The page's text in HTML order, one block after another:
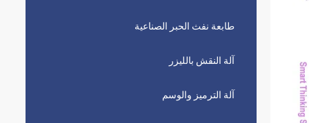
طابعة نفث الحبر الصناعية
آلة النقش بالليزر
آلة الترميز والوسم